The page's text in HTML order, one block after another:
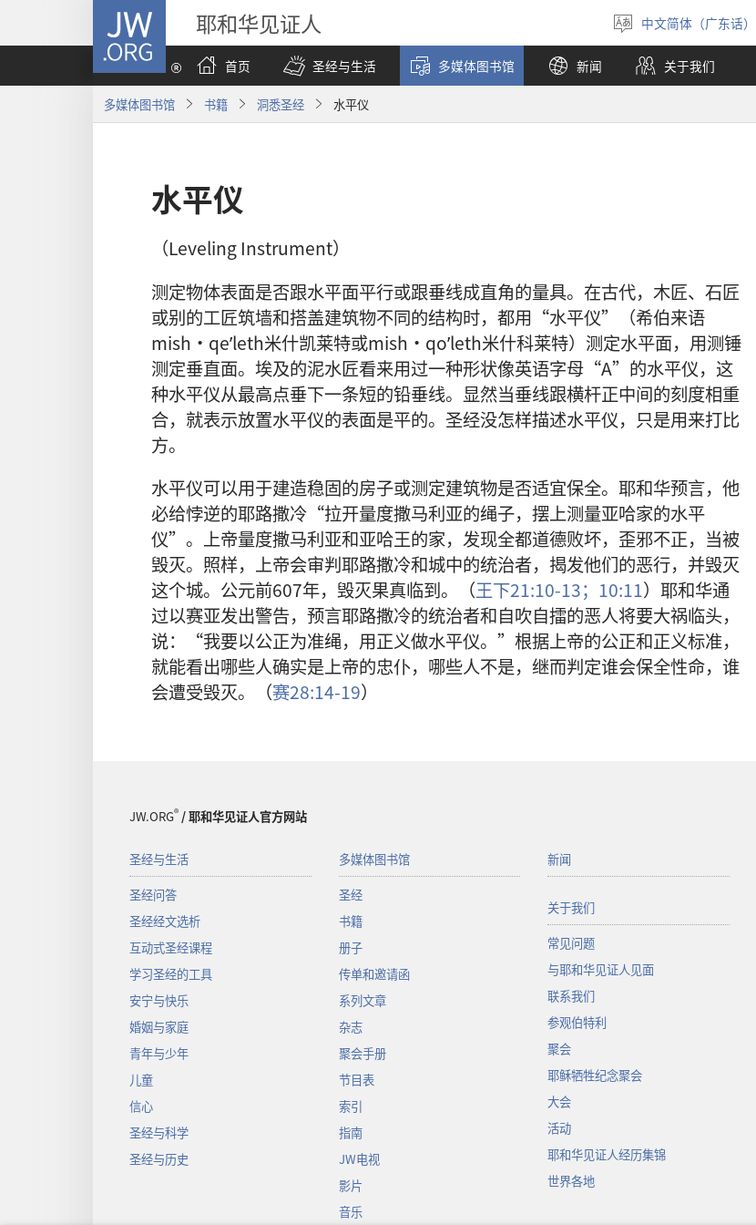
JW.ORG 耶和华见证人
选
择
语
言
中文简体（广东话）
首页
圣经与生活 多媒体图书馆 新闻 关于我们
多媒体图书馆 书籍 洞悉圣经 水平仪
水平仪
（Leveling Instrument）
测定物体表面是否跟水平面平行或跟垂线成直角的量具。在古代，木匠、石匠
或别的工匠筑墙和搭盖建筑物不同的结构时，都用“水平仪”（希伯来语
mish·qeʹleth米什凯莱特或mish·qoʹleth米什科莱特）测定水平面，用测锤
测定垂直面。埃及的泥水匠看来用过一种形状像英语字母“A”的水平仪，这
种水平仪从最高点垂下一条短的铅垂线。显然当垂线跟横杆正中间的刻度相重
合，就表示放置水平仪的表面是平的。圣经没怎样描述水平仪，只是用来打比
方。
水平仪可以用于建造稳固的房子或测定建筑物是否适宜保全。耶和华预言，他
必给悖逆的耶路撒冷“拉开量度撒马利亚的绳子，摆上测量亚哈家的水平
仪”。上帝量度撒马利亚和亚哈王的家，发现全都道德败坏，歪邪不正，当被
毁灭。照样，上帝会审判耶路撒冷和城中的统治者，揭发他们的恶行，并毁灭
这个城。公元前607年，毁灭果真临到。（王下21:10-13； 10:11）耶和华通
过以赛亚发出警告，预言耶路撒冷的统治者和自吹自擂的恶人将要大祸临头，
说：“我要以公正为准绳，用正义做水平仪。”根据上帝的公正和正义标准，
就能看出哪些人确实是上帝的忠仆，哪些人不是，继而判定谁会保全性命，谁
会遭受毁灭。（赛28:14-19）
JW.ORG®/ 耶和华见证人官方网站
圣经与生活
圣经问答
圣经经文选析
互动式圣经课程
学习圣经的工具
安宁与快乐
婚姻与家庭
青年与少年
儿童
信心
圣经与科学
圣经与历史
多媒体图书馆
圣经
书籍
册子
传单和邀请函
系列文章
杂志
聚会手册
节目表
索引
指南
JW电视
影片
音乐
新闻
关于我们
常见问题
与耶和华见证人见面
联系我们
参观伯特利
聚会
耶稣牺牲纪念聚会
大会
活动
耶和华见证人经历集锦
世界各地